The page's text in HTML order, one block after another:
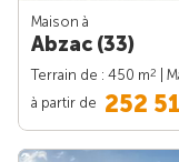
Maison à
Abzac (33)
Terrain de : 450 m2 |
à partir de 252